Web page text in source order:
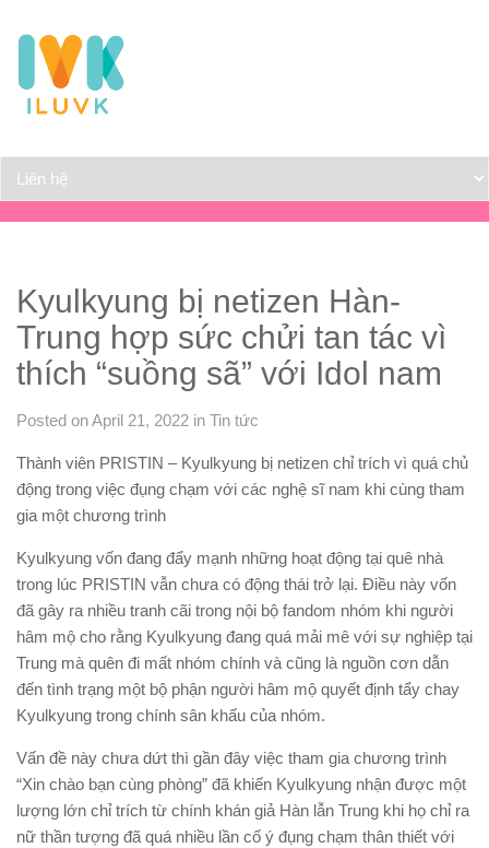
Kyulkyung bị netizen Hàn-
Trung hợp sức chửi tan tác vì
thích “suồng sã” với Idol nam
Posted on April 21, 2022 in Tin tức
Thành viên PRISTIN – Kyulkyung bị netizen chỉ trích vì quá chủ
động trong việc đụng chạm với các nghệ sĩ nam khi cùng tham
gia một chương trình
Kyulkyung vốn đang đẩy mạnh những hoạt động tại quê nhà
trong lúc PRISTIN vẫn chưa có động thái trở lại. Điều này vốn
đã gây ra nhiều tranh cãi trong nội bộ fandom nhóm khi người
hâm mộ cho rằng Kyulkyung đang quá mải mê với sự nghiệp tại
Trung mà quên đi mất nhóm chính và cũng là nguồn cơn dẫn
đến tình trạng một bộ phận người hâm mộ quyết định tẩy chay
Kyulkyung trong chính sân khấu của nhóm.
Vấn đề này chưa dứt thì gần đây việc tham gia chương trình
“Xin chào bạn cùng phòng” đã khiến Kyulkyung nhận được một
lượng lớn chỉ trích từ chính khán giả Hàn lẫn Trung khi họ chỉ ra
nữ thần tượng đã quá nhiều lần cố ý đụng chạm thân thiết với